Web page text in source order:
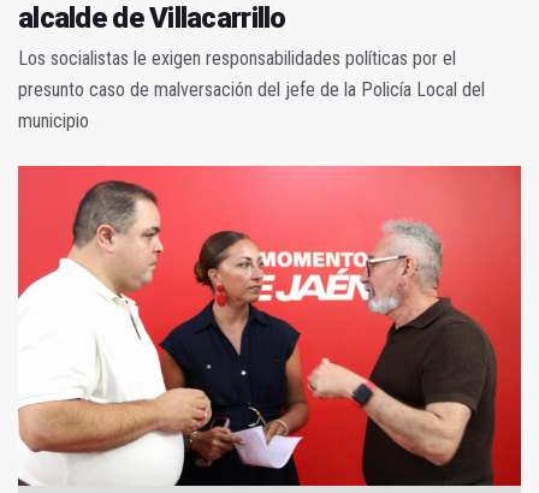
alcalde de Villacarrillo
Los socialistas le exigen responsabilidades políticas por el
presunto caso de malversación del jefe de la Policía Local del
municipio